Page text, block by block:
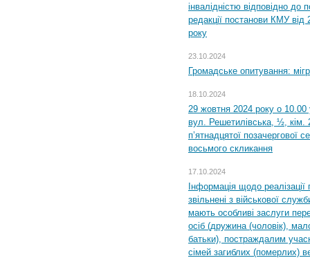
інвалідністю відповідно
редакції постанови КМУ
року
23.10.2024
Громадське опитування:
18.10.2024
29 жовтня 2024 року о 10.00
вул. Решетилівська, ½, кім.
п’ятнадцятої позачергової
восьмого скликання
17.10.2024
Інформація щодо
звільнені з військової
мають особливі заслуги
осіб (дружина (чоловік),
батьки), постраждалим
сімей загиблих (померлих)